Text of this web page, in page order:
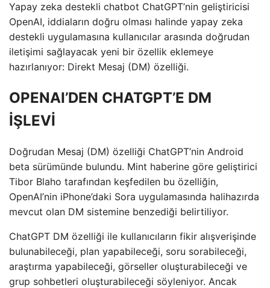
Yapay zeka destekli chatbot ChatGPT’nin geliştiricisi
OpenAI, iddiaların doğru olması halinde yapay zeka
destekli uygulamasına kullanıcılar arasında doğrudan
iletişimi sağlayacak yeni bir özellik eklemeye
hazırlanıyor: Direkt Mesaj (DM) özelliği.
OPENAI’DEN CHATGPT’E DM
İŞLEVİ
Doğrudan Mesaj (DM) özelliği ChatGPT’nin Android
beta sürümünde bulundu. Mint haberine göre geliştirici
Tibor Blaho tarafından keşfedilen bu özelliğin,
OpenAI’nin iPhone’daki Sora uygulamasında halihazırda
mevcut olan DM sistemine benzediği belirtiliyor.
ChatGPT DM özelliği ile kullanıcıların fikir alışverişinde
bulunabileceği, plan yapabileceği, soru sorabileceği,
araştırma yapabileceği, görseller oluşturabileceği ve
grup sohbetleri oluşturabileceği söyleniyor. Ancak